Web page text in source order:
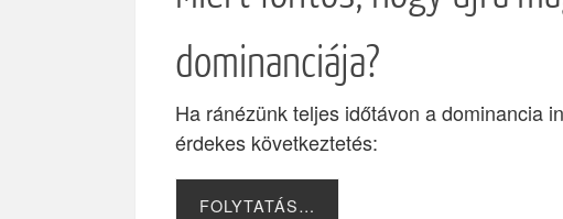
dominanciája?
Ha ránézünk teljes időtávon a dominancia
érdekes következtetés:
FOLYTATÁS…